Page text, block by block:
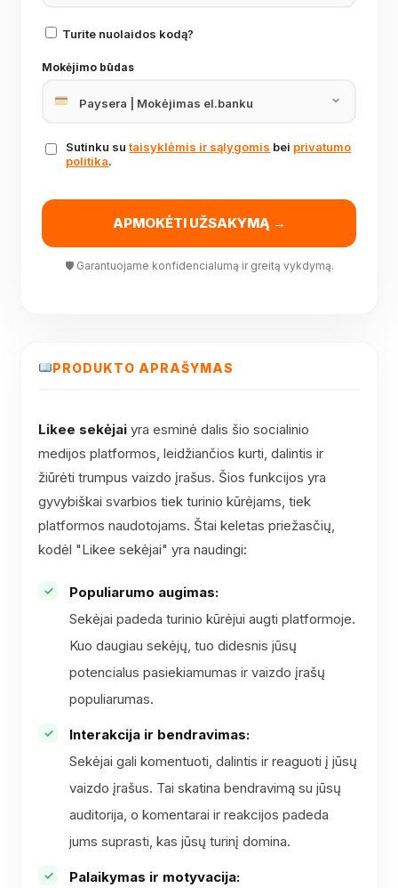
Turite nuolaidos kodą?
Mokėjimo būdas
Sutinku sutaisyklėmis ir sąlygomis bei privatumo
politika.
APMOKĖTI UŽSAKYMĄ →
🛡 Garantuojame konfidencialumą ir greitą vykdymą.
PRODUKTO APRAŠYMAS
Likee sekėjai yra esminė dalis šio socialinio
medijos platformos, leidžiančios kurti, dalintis ir
žiūrėti trumpus vaizdo įrašus. Šios funkcijos yra
gyvybiškai svarbios tiek turinio kūrėjams, tiek
platformos naudotojams. Štai keletas priežasčių,
kodėl "Likee sekėjai" yra naudingi:
Populiarumo augimas:
Sekėjai padeda turinio kūrėjui augti platformoje.
Kuo daugiau sekėjų, tuo didesnis jūsų
potencialus pasiekiamumas ir vaizdo įrašų
populiarumas.
Interakcija ir bendravimas:
Sekėjai gali komentuoti, dalintis ir reaguoti į jūsų
vaizdo įrašus. Tai skatina bendravimą su jūsų
auditorija, o komentarai ir reakcijos padeda
jums suprasti, kas jūsų turinį domina.
Palaikymas ir motyvacija: